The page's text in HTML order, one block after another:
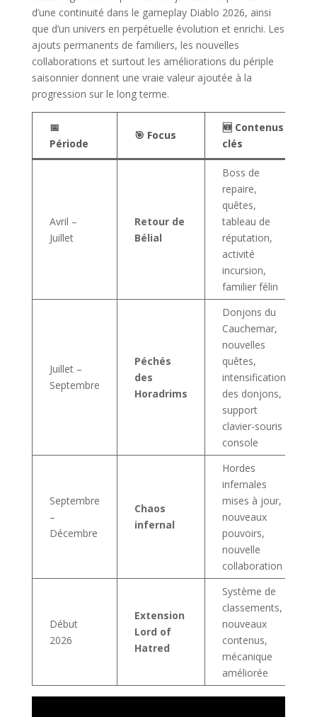
d’une continuité dans le gameplay Diablo 2026, ainsi
que d’un univers en perpétuelle évolution et enrichi. Les
ajouts permanents de familiers, les nouvelles
collaborations et surtout les améliorations du périple
saisonnier donnent une vraie valeur ajoutée à la
progression sur le long terme.
📅
Période
🎯 Focus
🆕 Contenus
clés
Avril –
Juillet
Retour de
Bélial
Boss de
repaire,
quêtes,
tableau de
réputation,
activité
incursion,
familier félin
Juillet –
Septembre
Péchés
des
Horadrims
Donjons du
Cauchemar,
nouvelles
quêtes,
intensification
des donjons,
support
clavier-souris
console
Septembre
–
Décembre
Chaos
infernal
Hordes
infernales
mises à jour,
nouveaux
pouvoirs,
nouvelle
collaboration
Début
2026
Extension
Lord of
Hatred
Système de
classements,
nouveaux
contenus,
mécanique
améliorée